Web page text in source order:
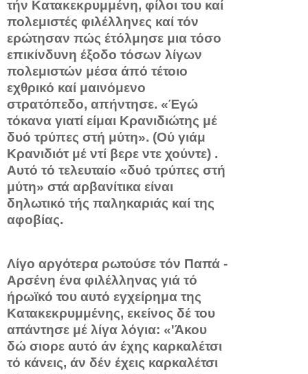
τήν Κατακεκρυμμένη, φίλοι του καί
πολεμιστές φιλέλληνες καί τόν
ερώτησαν πώς έτόλμησε μια τόσο
επικίνδυνη έξοδο τόσων λίγων
πολεμιστών μέσα άπό τέτοιο
εχθρικό καί μαι­νόμενο
στρατόπεδο, απήντησε. «Έγώ
τόκανα γιατί είμαι Κρανι­διώτης μέ
δυό τρύπες στή μύτη». (Ού γιάμ
Κρανιδιότ μέ ντί βερε ντε χούντε) .
Αυτό τό τελευταίο «δυό τρύπες στή
μύτη» στά αρβα­νίτικα είναι
δηλωτικό τής παληκαριάς καί της
αφοβίας.
Λίγο αργότερα ρωτούσε τόν Παπά -
Αρσένη ένα φιλέλληνας γιά τό
ήρωϊκό του αυτό εγχείρημα της
Κατακεκρυμμένης, εκείνος δέ του
απάντησε μέ λίγα λόγια: «'Άκου
δώ σιορε αυτό άν έχης καρκαλέτσι
τό κάνεις, άν δέν έχεις καρκαλέτσι